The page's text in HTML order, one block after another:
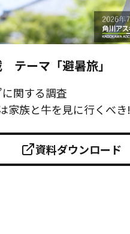
テーマ「避暑旅」
関する調査
家族と牛を見に行くべき
資料ダウンロード